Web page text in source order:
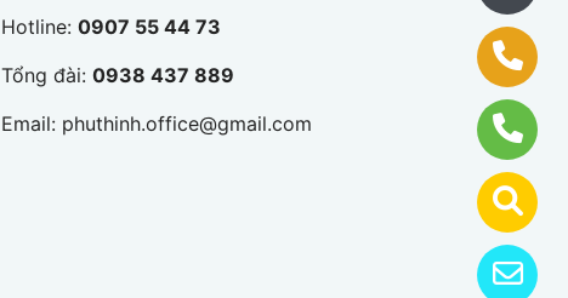
Hotline: 0907 55 44 73
Tổng đài: 0938 437 889
Email: phuthinh.office@gmail.com